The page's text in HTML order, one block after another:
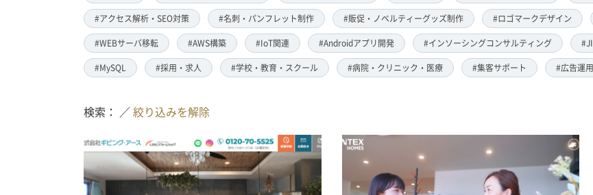
#アクセス解析・SEO対策 #名刺・パンフレット制作 #販促・ノベルティーグッズ制作 #ロゴマークデザイン
#WEBサーバ移転 #AWS構築 #IoT関連 #Androidアプリ開発 #インソーシングコンサルティング
#MySQL #採用・求人 #学校・教育・スクール #病院・クリニック・医療 #集客サポート #広告運用
検索： ／絞り込みを解除